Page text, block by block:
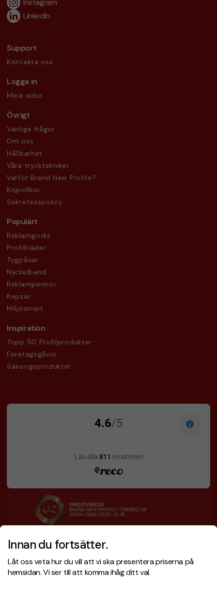
Innan du fortsätter.
Låt oss veta hur du vill att vi ska presentera priserna på
hemsidan. Vi ser till att komma ihåg ditt val.
Instagram
LinkedIn
Support
Kontakta oss
Logga in
Mina sidor
Övrigt
Vanliga frågor
Om oss
Hållbarhet
Våra trycktekniker
Varför Brand New Profile?
Köpvillkor
Sekretesspolicy
Populärt
Reklamgodis
Profilkläder
Tygpåsar
Nyckelband
Reklampennor
Kepsar
Miljösmart
Inspiration
Topp 50 Profilprodukter
Företagsgåvor
Säsongsprodukter
Designskiss inom 1 h
Fri offert
Snabb leverans